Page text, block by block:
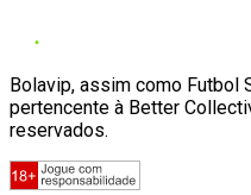
Bolavip, assim como Futbol
pertencente à Better
reservados.